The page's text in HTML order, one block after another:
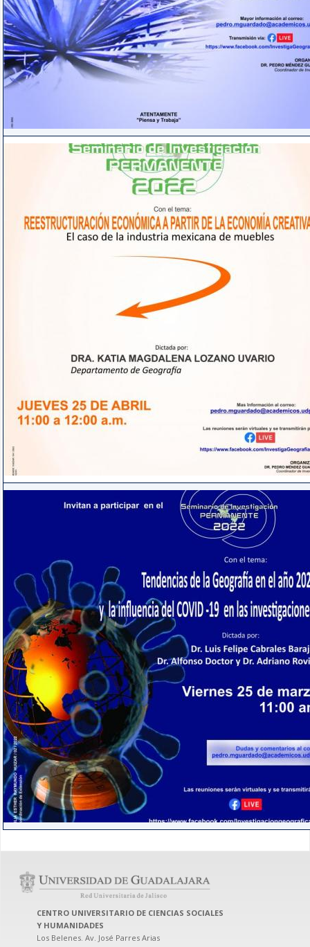
CENTRO UNIVERSITARIO DE CIENCIAS SOCIALES
Y HUMANIDADES
Los Belenes. Av. José Parres Arias